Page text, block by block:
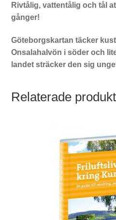
Rivtålig, vattentålig och tål
gånger!
Göteborgskartan täcker
Onsalahalvön i söder och
landet sträcker den sig
Relaterade